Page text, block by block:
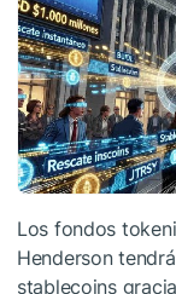
Los fondos
Henderson
stablecoins